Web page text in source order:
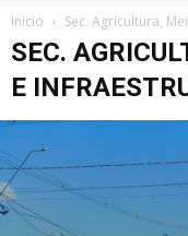
Inicio Sec. Agricultura,
SEC.
E